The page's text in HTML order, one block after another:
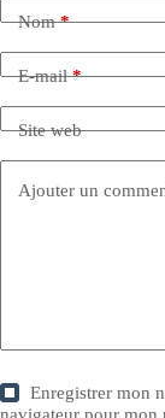
Nom*
E-mail*
Site web
Ajouter un
Enregistrer mon